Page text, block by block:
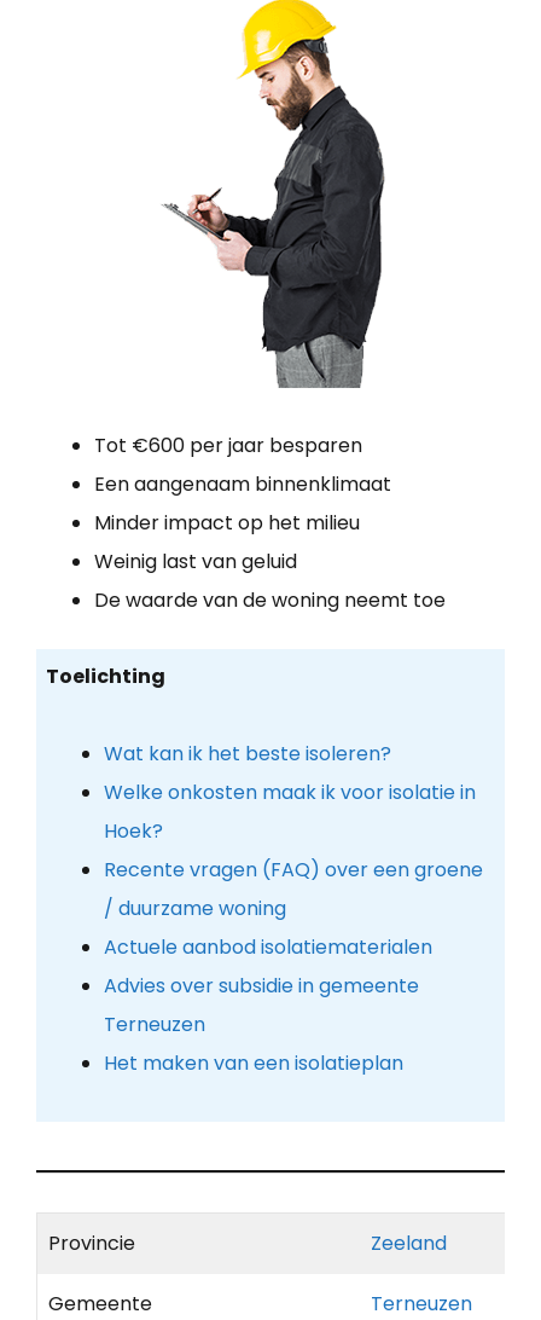
Tot €600 per jaar besparen
Een aangenaam binnenklimaat
Minder impact op het milieu
Weinig last van geluid
De waarde van de woning neemt toe
Toelichting
Wat kan ik het beste isoleren?
Welke onkosten maak ik voor isolatie in
Hoek?
Recente vragen (FAQ) over een groene
/ duurzame woning
Actuele aanbod isolatiematerialen
Advies over subsidie in gemeente
Terneuzen
Het maken van een isolatieplan
Provincie Zeeland
Gemeente Terneuzen